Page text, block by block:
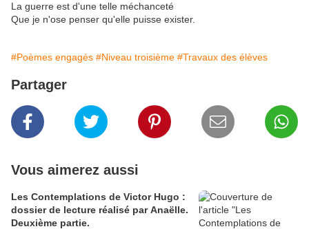
La guerre est d'une telle méchanceté
Que je n'ose penser qu'elle puisse exister.
#Poèmes engagés #Niveau troisième #Travaux des élèves
Partager
Vous aimerez aussi
Les Contemplations de Victor Hugo :
dossier de lecture réalisé par Anaëlle.
Deuxième partie.